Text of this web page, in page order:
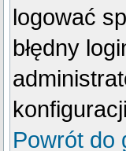
logować
błędny
Powrót do